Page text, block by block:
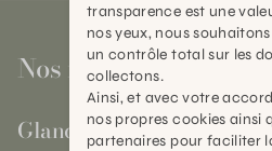
Nos magasins
Gland
transparence est une
nos yeux, nous
un contrôle total sur les
collectons.
Ainsi, et avec votre
nos propres cookies ainsi
partenaires pour faciliter